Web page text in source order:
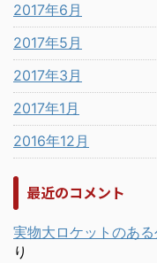
2017年6月
2017年5月
2017年3月
2017年1月
2016年12月
最近のコメント
実物大ロケットのあ
り